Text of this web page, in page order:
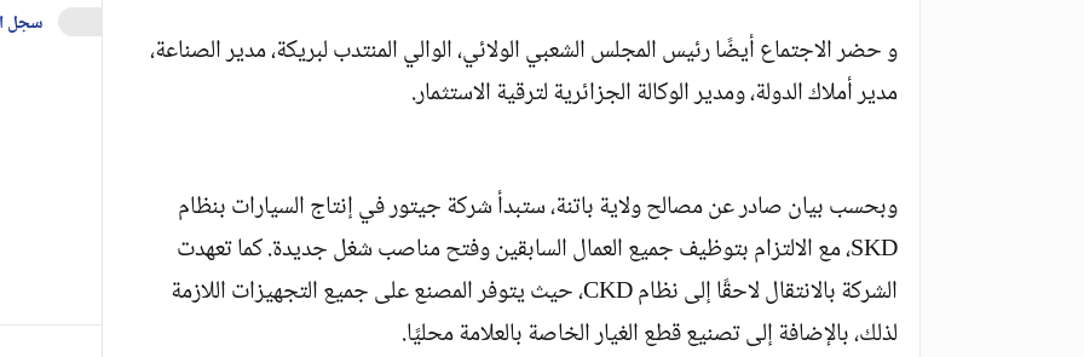
و حضر الاجتماع أيضًا رئيس المجلس الشعبي الولائي، الوالي المنتدب لبريكة، مدير الصناعة،
مدير أملاك الدولة، ومدير الوكالة الجزائرية لترقية الاستثمار.
وبحسب بيان صادر عن مصالح ولاية باتنة، ستبدأ شركة جيتور في إنتاج السيارات بنظام
SKD، مع الالتزام بتوظيف جميع العمال السابقين وفتح مناصب شغل جديدة. كما تعهدت
الشركة بالانتقال لاحقًا إلى نظام CKD، حيث يتوفر المصنع على جميع التجهيزات اللازمة
لذلك، بالإضافة إلى تصنيع قطع الغيار الخاصة بالعلامة محليًا.
سجل